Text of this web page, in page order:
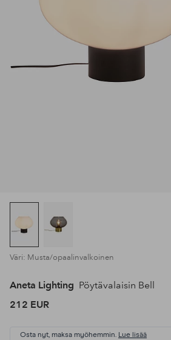
Väri: Musta/opaalinvalkoinen
Aneta Lighting Pöytävalaisin Bell
212 EUR
Osta nyt, maksa myöhemmin. Lue lisää